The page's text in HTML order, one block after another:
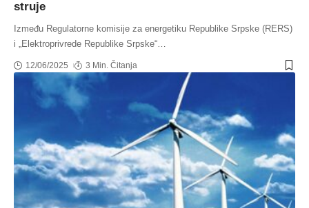
struje
Između Regulatorne komisije za energetiku Republike Srpske (RERS)
i „Elektroprivrede Republike Srpske“
12/06/2025 3 Min. Čitanja